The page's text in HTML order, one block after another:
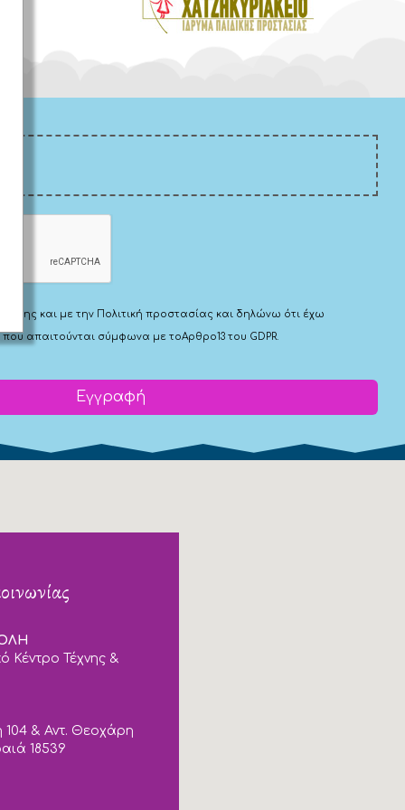
και με την Πολιτική προστασίας και δηλώνω ότι έχω
που απαιτούνται σύμφωνα με τοΑρθρο13 του GDPR.
Εγγραφή
Κέντρο Τέχνης &
104 & Αντ. Θεοχάρη
18539